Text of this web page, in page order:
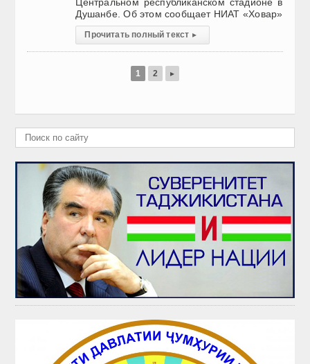
Душанбе. Об этом сообщает НИАТ «Ховар»
Прочитать полный текст ▸
1 2 ▸